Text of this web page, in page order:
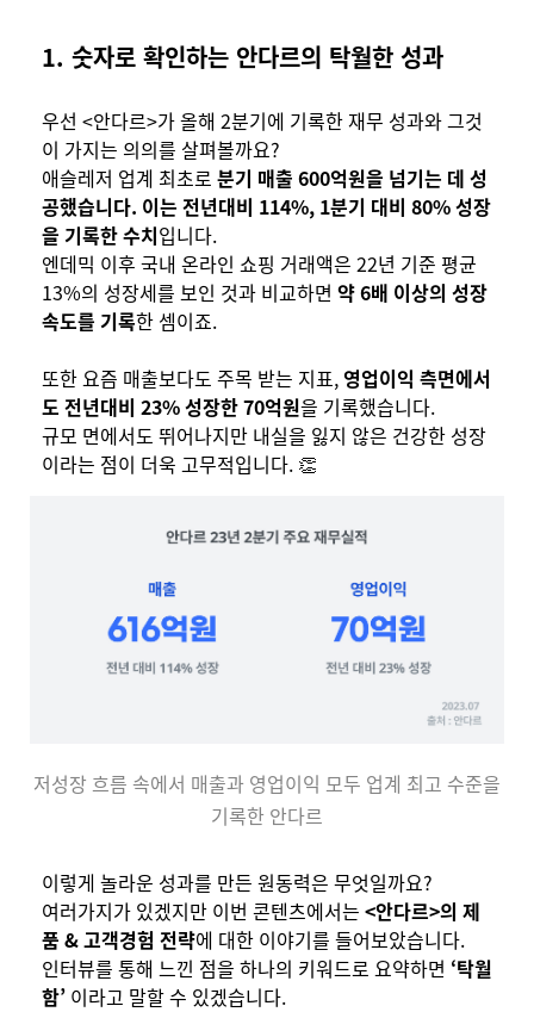
1. 숫자로 확인하는 안다르의 탁월한 성과
우선 <안다르>가 올해 2분기에 기록한 재무 성과와 그것
이 가지는 의의를 살펴볼까요?
애슬레저 업계 최초로 분기 매출 600억원을 넘기는 데 성
공했습니다. 이는 전년대비 114%, 1분기 대비 80% 성장
을 기록한 수치입니다.
엔데믹 이후 국내 온라인 쇼핑 거래액은 22년 기준 평균
13%의 성장세를 보인 것과 비교하면 약 6배 이상의 성장
속도를 기록한 셈이죠.
또한 요즘 매출보다도 주목 받는 지표, 영업이익 측면에서
도 전년대비 23% 성장한 70억원을 기록했습니다.
규모 면에서도 뛰어나지만 내실을 잃지 않은 건강한 성장
이라는 점이 더욱 고무적입니다. 👏
저성장 흐름 속에서 매출과 영업이익 모두 업계 최고 수준을
기록한 안다르
이렇게 놀라운 성과를 만든 원동력은 무엇일까요?
여러가지가 있겠지만 이번 콘텐츠에서는 <안다르>의 제
품 & 고객경험 전략에 대한 이야기를 들어보았습니다.
인터뷰를 통해 느낀 점을 하나의 키워드로 요약하면 ‘탁월
함’ 이라고 말할 수 있겠습니다.